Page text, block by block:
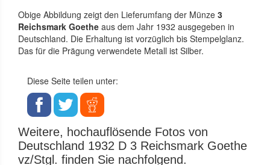
Obige Abbildung zeigt den Lieferumfang der Münze 3
Reichsmark Goethe aus dem Jahr 1932 ausgegeben in
Deutschland. Die Erhaltung ist vorzüglich bis Stempelglanz.
Das für die Prägung verwendete Metall ist Silber.
Diese Seite teilen unter:
Weitere, hochauflösende Fotos von
Deutschland 1932 D 3 Reichsmark Goethe
vz/Stgl. finden Sie nachfolgend.